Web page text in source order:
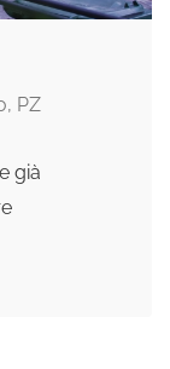
PZ
già